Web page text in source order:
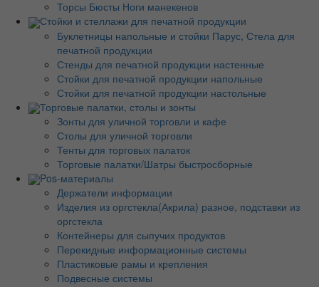
Торсы Бюсты Ноги манекенов
Стойки и стеллажи для печатной продукции
Буклетницы напольные и стойки Парус, Стела для
печатной продукции
Стенды для печатной продукции настенные
Стойки для печатной продукции напольные
Стойки для печатной продукции настольные
Торговые палатки, столы и зонты
Зонты для уличной торговли и кафе
Столы для уличной торговли
Тенты для торговых палаток
Торговые палатки/Шатры быстросборные
Pos-материалы
Держатели информации
Изделия из оргстекла(Акрила) разное, подставки из
оргстекла
Контейнеры для сыпучих продуктов
Перекидные информационные системы
Пластиковые рамы и крепления
Подвесные системы